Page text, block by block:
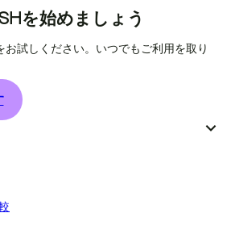
を始めましょう
試しください。いつでもご利用を取り